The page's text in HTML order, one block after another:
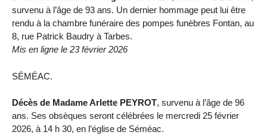
survenu à l’âge de 93 ans. Un dernier hommage peut lui être
rendu à la chambre funéraire des pompes funèbres Fontan, au
8, rue Patrick Baudry à Tarbes.
Mis en ligne le 23 février 2026
SÉMÉAC.
Décès de Madame Arlette PEYROT, survenu à l’âge de 96
ans. Ses obsèques seront célébrées le mercredi 25 février
2026, à 14 h 30, en l’église de Séméac.